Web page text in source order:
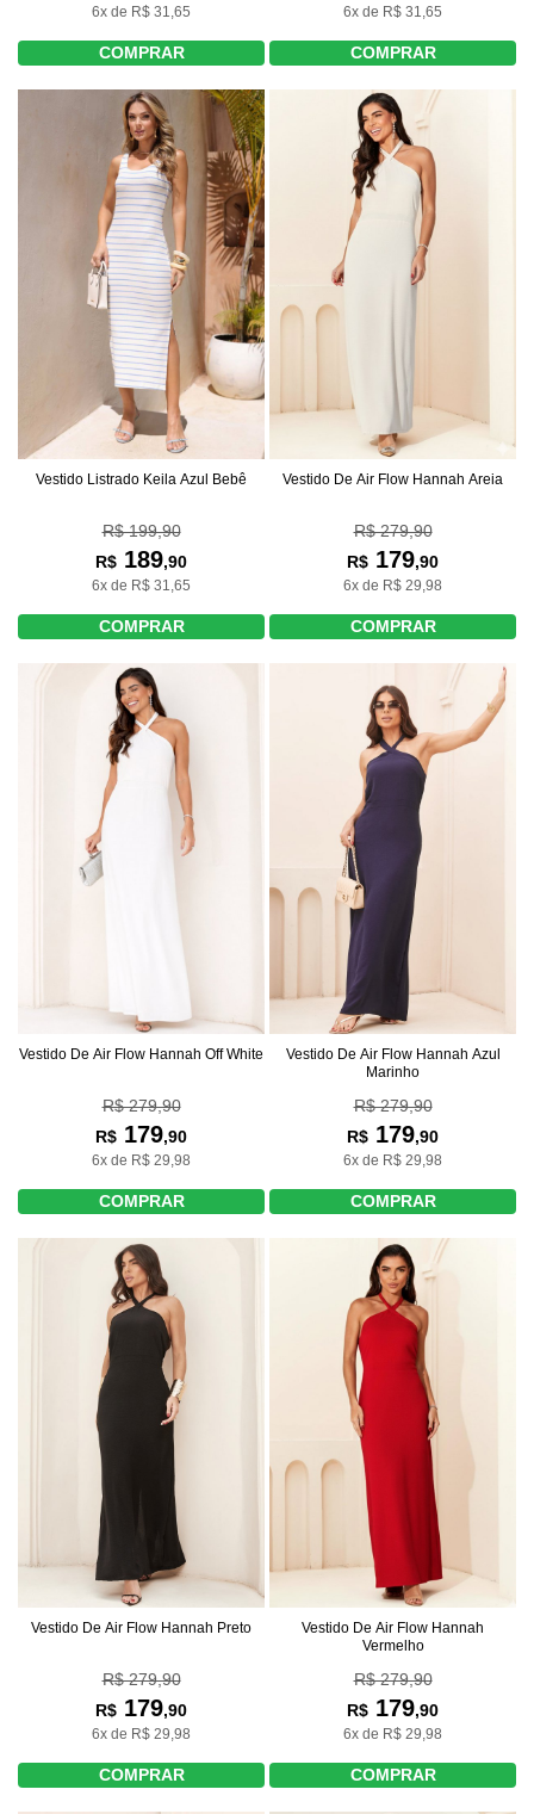
6x de R$ 31,65
COMPRAR
6x de R$ 31,65
COMPRAR
Vestido Listrado Keila Azul Bebê
R$ 199,90
R$ 189,90
6x de R$ 31,65
COMPRAR
Vestido De Air Flow Hannah Areia
R$ 279,90
R$ 179,90
6x de R$ 29,98
COMPRAR
Vestido De Air Flow Hannah Off White
R$ 279,90
R$ 179,90
6x de R$ 29,98
COMPRAR
Vestido De Air Flow Hannah Azul
Marinho
R$ 279,90
R$ 179,90
6x de R$ 29,98
COMPRAR
Vestido De Air Flow Hannah Preto
R$ 279,90
R$ 179,90
6x de R$ 29,98
COMPRAR
Vestido De Air Flow Hannah
Vermelho
R$ 279,90
R$ 179,90
6x de R$ 29,98
COMPRAR